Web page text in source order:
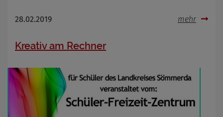
28.02.2019 mehr
Kreativ am Rechner
Cookie Name
Name
Cookies die bei der Verwendung von
OpenWeatherAPI gesetzt werden
Anbieter